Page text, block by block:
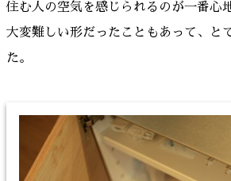
住む人の空気を感じられるのが一番心
大変難しい形だったこともあって、と
た。